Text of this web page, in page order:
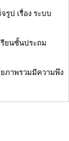
รูป เรื่อง ระบบ
ยนชั้นประถม
ภาพรวมมีความพึง